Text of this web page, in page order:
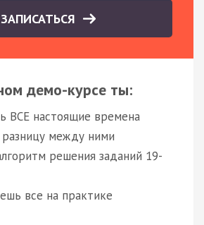
ЗАПИСАТЬСЯ
демо-курсе ты:
ВСЕ настоящие времена
между ними
решения заданий 19-
все на практике